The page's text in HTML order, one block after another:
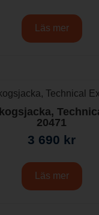
Läs mer
20471
3 690 kr
Läs mer